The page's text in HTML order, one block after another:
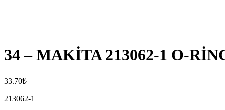
34 – MAKİTA 213062-1 O-
33.70₺
213062-1